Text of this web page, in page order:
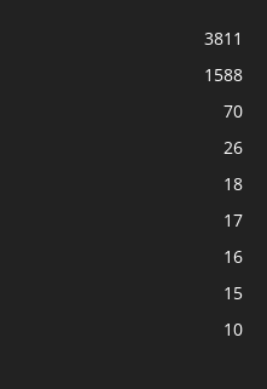
3811
1588
70
26
18
17
16
15
10